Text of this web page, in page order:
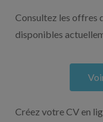
Consultez les offres
disponibles
Créez votre CV en